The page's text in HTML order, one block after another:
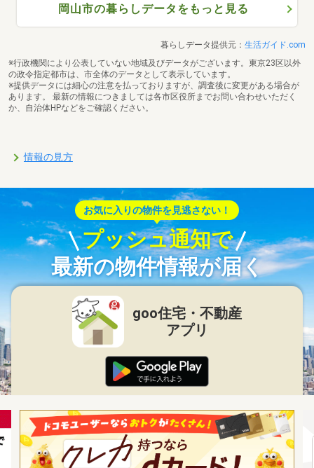
岡山市の暮らしデータをもっと見る
暮らしデータ提供元： 生活ガイド.com
※行政機関により公表していない地域及びデータがございます。東京23区以外
の政令指定都市は、市全体のデータとして表示しています。
※提供データには細心の注意を払っておりますが、調査後に変更がある場合が
あります。 最新の情報につきましては各市区役所までお問い合わせいただく
か、自治体HPなどをご確認ください。
情報の見方
お気に入りの物件を見逃さない！
プッシュ通知で
最新の物件情報が届く
goo住宅・不動産
アプリ